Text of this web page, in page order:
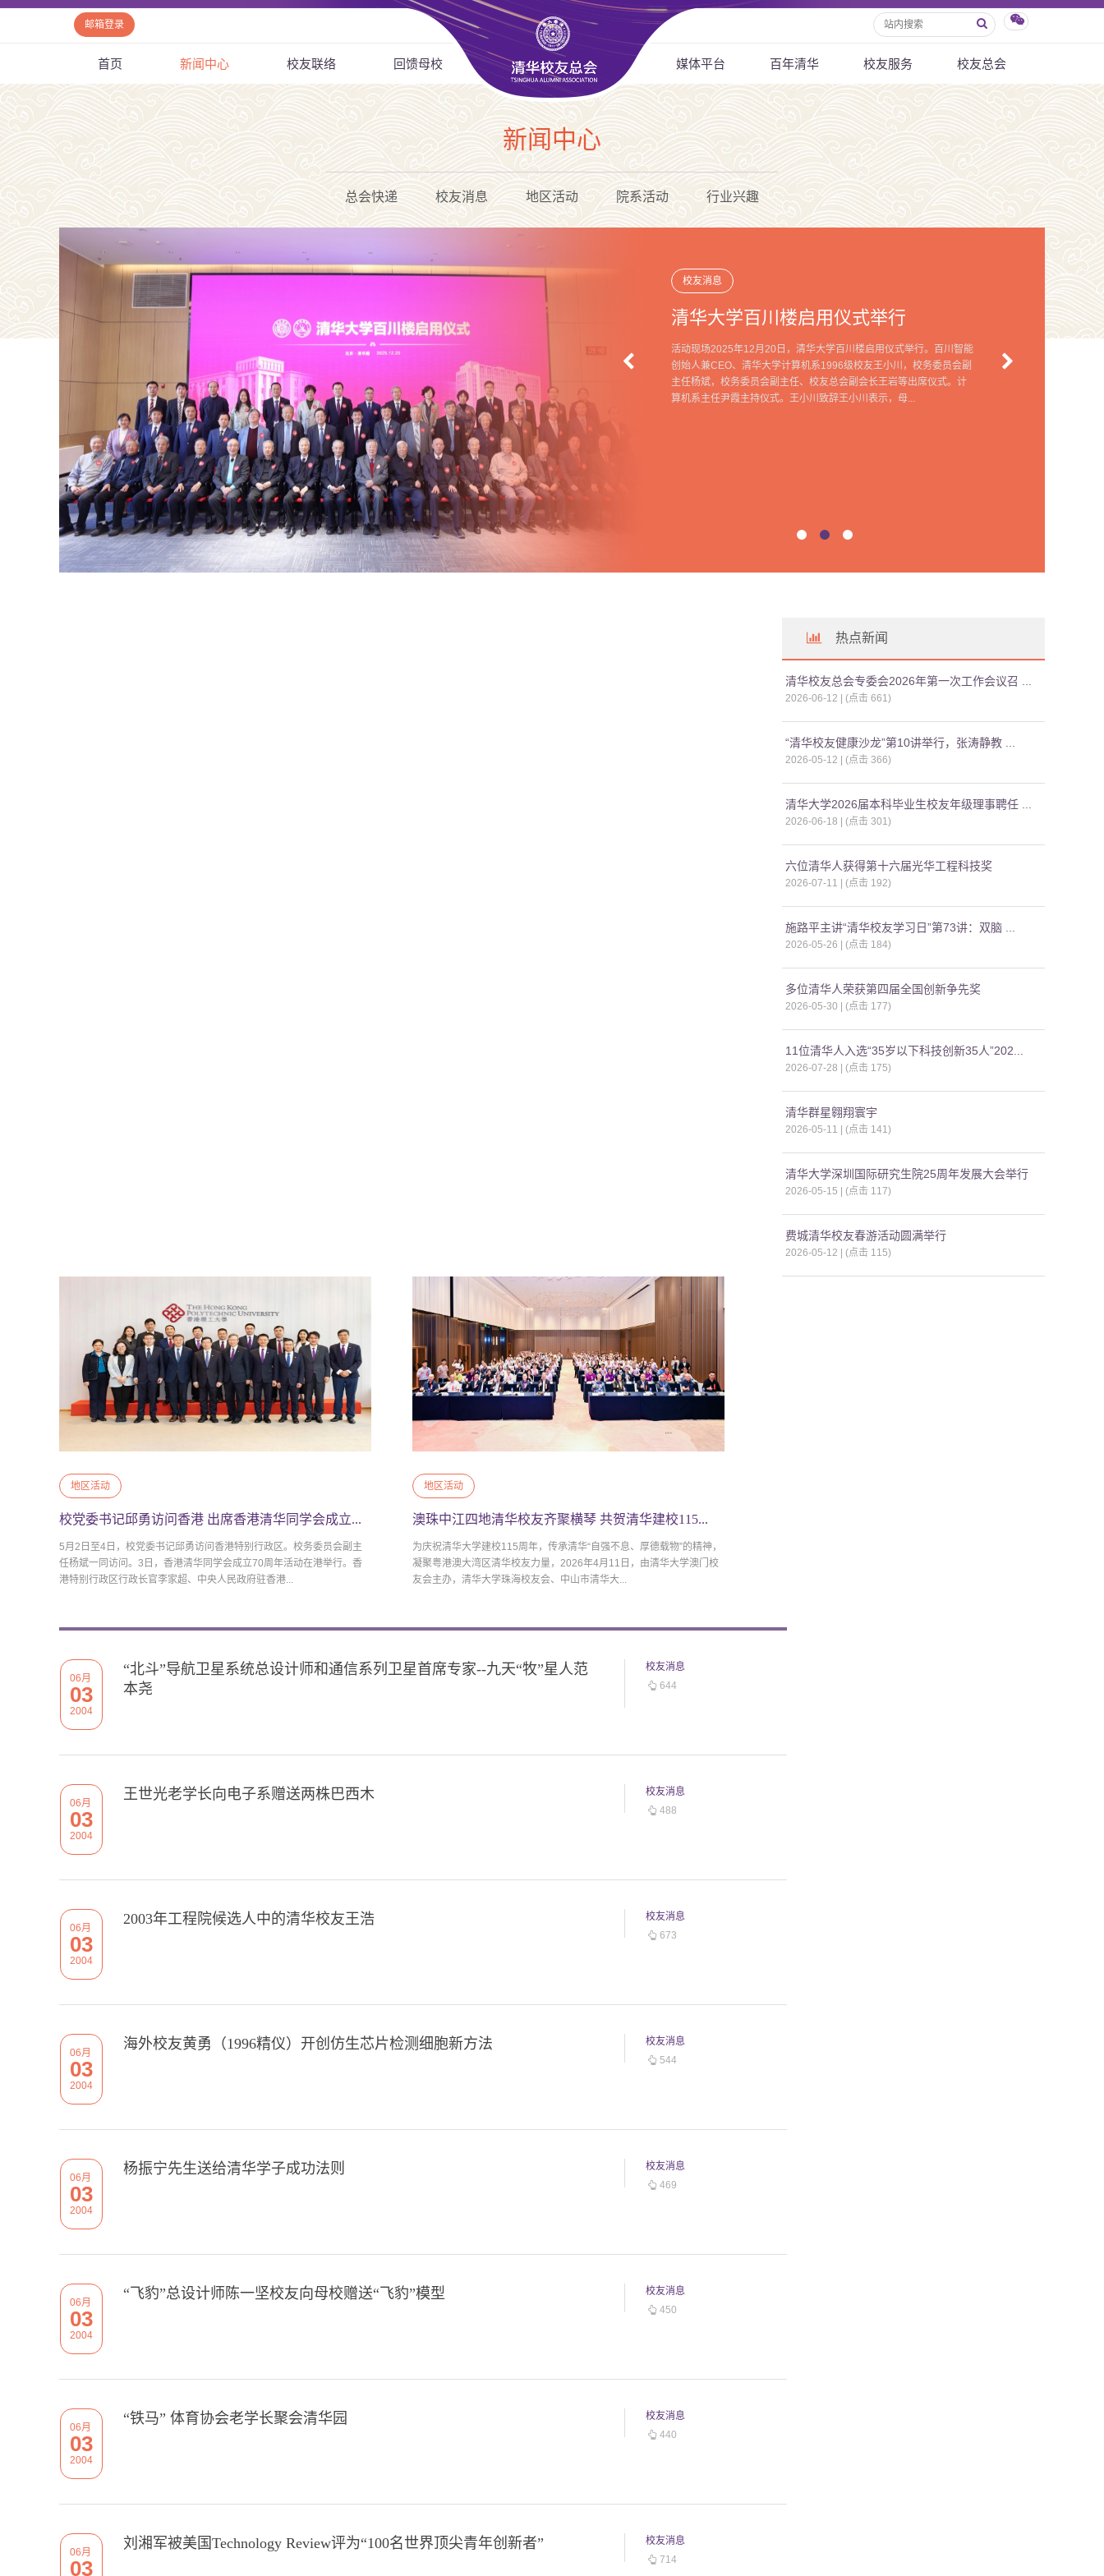
邮箱登录
首页 新闻中心 校友联络 回馈母校 媒体平台 百年清华 校友服务 校友总会
新闻中心
总会快递 校友消息 地区活动 院系活动 行业兴趣
校友消息
清华大学百川楼启用仪式举行
活动现场2025年12月20日，清华大学百川楼启用仪式举行。百川智能
创始人兼CEO、清华大学计算机系1996级校友王小川，校务委员会副
主任杨斌，校务委员会副主任、校友总会副会长王岩等出席仪式。计
算机系主任尹霞主持仪式。王小川致辞王小川表示，母...
热点新闻
清华校友总会专委会2026年第一次工作会议召 ...
2026-06-12 | (点击 661)
“清华校友健康沙龙”第10讲举行，张涛静教 ...
2026-05-12 | (点击 366)
清华大学2026届本科毕业生校友年级理事聘任 ...
2026-06-18 | (点击 301)
六位清华人获得第十六届光华工程科技奖
2026-07-11 | (点击 192)
施路平主讲“清华校友学习日”第73讲：双脑 ...
2026-05-26 | (点击 184)
多位清华人荣获第四届全国创新争先奖
2026-05-30 | (点击 177)
11位清华人入选“35岁以下科技创新35人”202...
2026-07-28 | (点击 175)
清华群星翱翔寰宇
2026-05-11 | (点击 141)
清华大学深圳国际研究生院25周年发展大会举行
2026-05-15 | (点击 117)
费城清华校友春游活动圆满举行
2026-05-12 | (点击 115)
校党委书记邱勇访问香港 出席香港清华同学会成立...
5月2日至4日，校党委书记邱勇访问香港特别行政区。校务委员会副主
任杨斌一同访问。3日，香港清华同学会成立70周年活动在港举行。香
港特别行政区行政长官李家超、中央人民政府驻香港...
地区活动
澳珠中江四地清华校友齐聚横琴 共贺清华建校115...
为庆祝清华大学建校115周年，传承清华“自强不息、厚德载物”的精神，
凝聚粤港澳大湾区清华校友力量，2026年4月11日，由清华大学澳门校
友会主办，清华大学珠海校友会、中山市清华大...
地区活动
06月
03
2004
“北斗”导航卫星系统总设计师和通信系列卫星首席专家--九天“牧”星人范
本尧
校友消息
644
06月
03
2004
王世光老学长向电子系赠送两株巴西木
校友消息
488
06月
03
2004
2003年工程院候选人中的清华校友王浩
校友消息
673
06月
03
2004
海外校友黄勇（1996精仪）开创仿生芯片检测细胞新方法
校友消息
544
06月
03
2004
杨振宁先生送给清华学子成功法则
校友消息
469
06月
03
2004
“飞豹”总设计师陈一坚校友向母校赠送“飞豹”模型
校友消息
450
06月
03
2004
“铁马” 体育协会老学长聚会清华园
校友消息
440
06月
03
刘湘军被美国Technology Review评为“100名世界顶尖青年创新者”
校友消息
714